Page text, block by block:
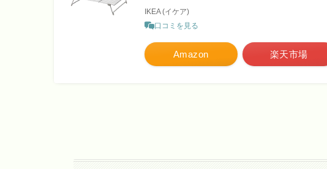
IKEA (イケア)
口コミを見る
Amazon 楽天市場